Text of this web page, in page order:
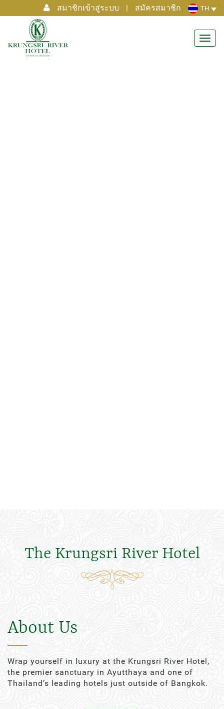
สมาชิกเข้าสู่ระบบ | สมัครสมาชิก TH
The Krungsri River Hotel
About Us
Wrap yourself in luxury at the Krungsri River Hotel,
the premier sanctuary in Ayutthaya and one of
Thailand’s leading hotels just outside of Bangkok.